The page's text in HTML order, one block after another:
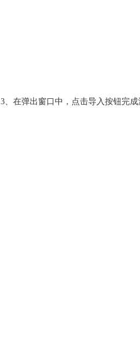
3、在弹出窗口中，点击导入按钮完成